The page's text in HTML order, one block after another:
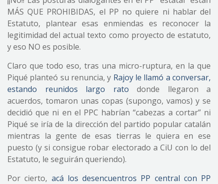
MÁS QUE PROHIBIDAS, el PP no quiere ni hablar del
Estatuto, plantear esas enmiendas es reconocer la
legitimidad del actual texto como proyecto de estatuto,
y eso NO es posible.
Claro que todo eso, tras una micro-ruptura, en la que
Piqué planteó su renuncia, y Rajoy le llamó a conversar,
estando reunidos largo rato donde llegaron a
acuerdos, tomaron unas copas (supongo, vamos) y se
decidió que ni en el PPC habrían “cabezas a cortar” ni
Piqué se iría de la dirección del partido popular catalán
mientras la gente de esas tierras le quiera en ese
puesto (y si consigue robar electorado a CiU con lo del
Estatuto, le seguirán queriendo).
Por cierto, acá los desencuentros PP central con PP